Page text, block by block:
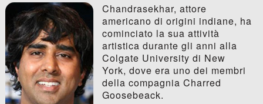
Chandrasekhar, attore
americano di origini indiane, ha
cominciato la sua attività
artistica durante gli anni alla
Colgate University di New
York, dove era uno dei membri
della compagnia Charred
Goosebeack.